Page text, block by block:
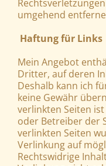
umgehend
Haftung für Links
Mein Angebot
Dritter, auf deren
Deshalb kann ich
keine Gewähr
verlinkten Seiten
oder Betreiber der
verlinkten Seiten
Verlinkung auf
Rechtswidrige